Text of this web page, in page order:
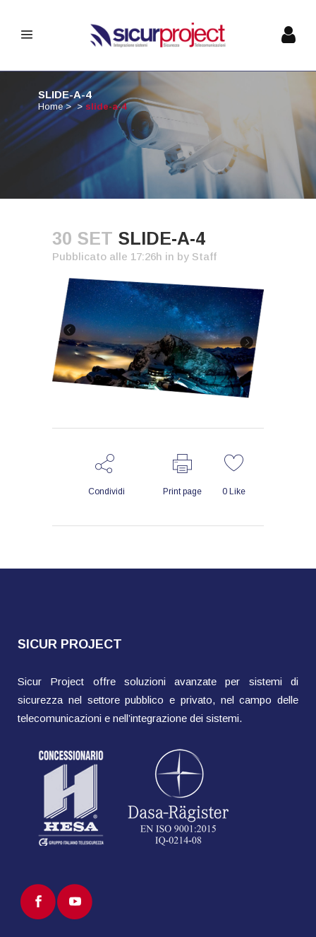
SLIDE-A-4
Home>> slide-a-4
30 SET SLIDE-A-4
Pubblicato alle 17:26h in by Staff
Condividi Print page 0 Like
SICUR PROJECT
Sicur Project offre soluzioni avanzate per sistemi di
sicurezza nel settore pubblico e privato, nel campo delle
telecomunicazioni e nell’integrazione dei sistemi.